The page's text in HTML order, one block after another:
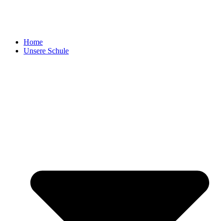
Home
Unsere Schule